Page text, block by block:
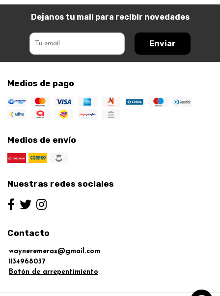
Dejanos tu mail para recibir novedades
Enviar
Medios de pago
Medios de envío
Nuestras redes sociales
Contacto
wayneremeras@gmail.com
1134968037
Botón de arrepentimiento